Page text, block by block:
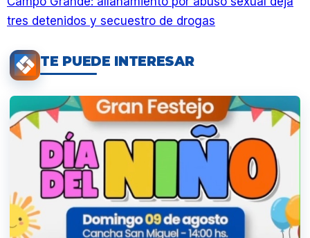
tres detenidos y secuestro de drogas
TE PUEDE INTERESAR